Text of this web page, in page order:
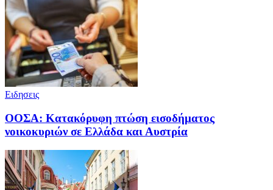
Ειδησεις
ΟΟΣΑ: Κατακόρυφη πτώση εισοδήματος
νοικοκυριών σε Ελλάδα και Αυστρία